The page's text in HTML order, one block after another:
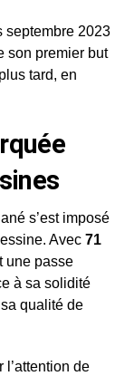
septembre 2023
son premier but
tard, en
s’est imposé
Avec 71
une passe
à sa solidité
qualité de
l’attention de